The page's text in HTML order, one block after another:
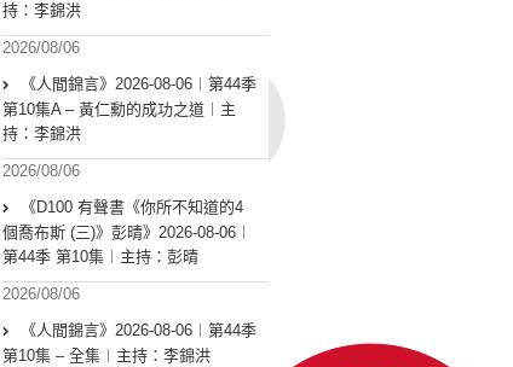
持：李錦洪
2026/08/06
《人間錦言》2026-08-06︱第44季
第10集A – 黃仁勳的成功之道︱主
持：李錦洪
2026/08/06
《D100 有聲書《你所不知道的4
個喬布斯 (三)》彭晴》2026-08-06︱
第44季 第10集︱主持：彭晴
2026/08/06
《人間錦言》2026-08-06︱第44季
第10集 – 全集︱主持：李錦洪